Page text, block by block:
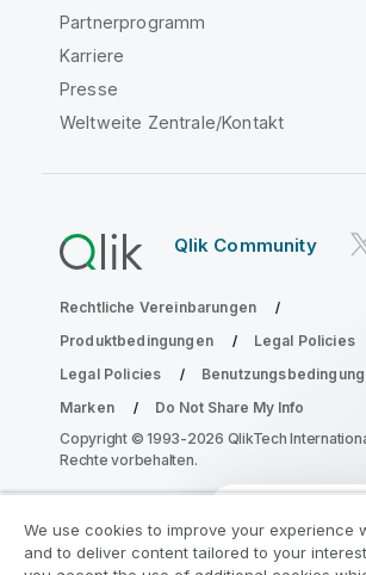
Partnerprogramm
Karriere
Presse
Weltweite Zentrale/Kontakt
Qlik Community
Rechtliche Vereinbarungen
Produktbedingungen
Legal Policies
Legal Policies
Marken
Do Not Share My Info
Copyright © 1993-2026 QlikTech
Rechte vorbehalten.
Nehmen Sie am Analyse-
We use cookies to improve your experience
and to deliver content tailored to your